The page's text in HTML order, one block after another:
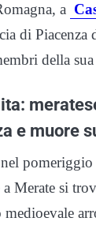
a
di Piacenza
della
e muore
nel
a Merate si